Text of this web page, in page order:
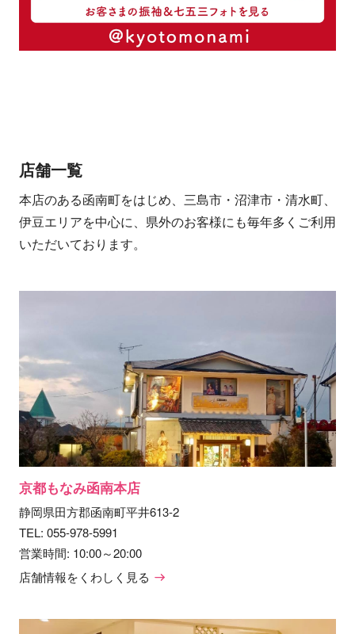
店舗一覧
本店のある函南町をはじめ、三島市・沼津市・清水町、
伊豆エリアを中心に、県外のお客様にも毎年多くご利用
いただいております。
京都もなみ函南本店
静岡県田方郡函南町平井613-2
TEL: 055-978-5991
営業時間: 10:00～20:00
店舗情報をくわしく見る